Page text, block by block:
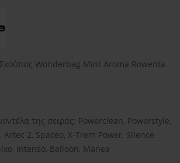
Wonderbag Mint Aroma Rowenta
της σειράς: Powerclean, Powerstyle,
Artec 2, Spaceo, X-Trem Power, Silence
Intenso, Balloon, Manea